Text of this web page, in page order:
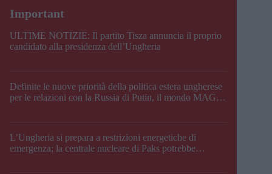
ULTIME NOTIZIE: Il partito Tisza annuncia il proprio
candidato alla presidenza dell’Ungheria
Definite le nuove priorità della politica estera ungherese
per le relazioni con la Russia di Putin, il mondo MAGA,
L’Ungheria si prepara a restrizioni energetiche di
emergenza; la centrale nucleare di Paks potrebbe